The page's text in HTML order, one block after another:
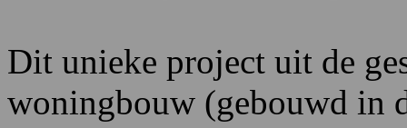
Dit unieke project uit de
woningbouw (gebouwd in